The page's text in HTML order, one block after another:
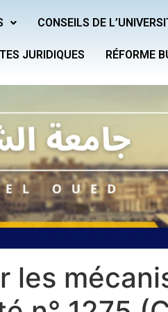
CONSEILS DE
JURIDIQUES RÉFORME
les